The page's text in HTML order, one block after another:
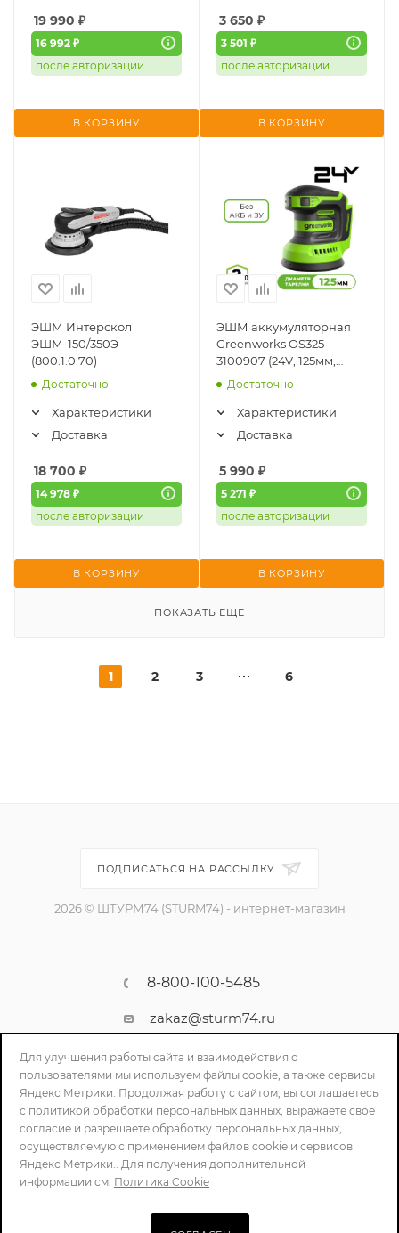
19 990 ₽
16 992 ₽
после авторизации
В КОРЗИНУ
3 650 ₽
3 501 ₽
после авторизации
В КОРЗИНУ
ЭШМ Интерскол
ЭШМ-150/350Э
(800.1.0.70)
Достаточно
Характеристики
Доставка
18 700 ₽
14 978 ₽
после авторизации
В КОРЗИНУ
ЭШМ аккумуляторная
Greenworks OS325
3100907 (24V, 125мм,
5000-11000об/мин,
2,4мм, без АКБ и ЗУ)
Достаточно
Характеристики
Доставка
5 990 ₽
5 271 ₽
после авторизации
В КОРЗИНУ
ПОКАЗАТЬ ЕЩЕ
1 2 3 6
ПОДПИСАТЬСЯ НА РАССЫЛКУ
2026 © ШТУРМ74 (STURM74) - интернет-магазин
8-800-100-5485
zakaz@sturm74.ru
г. Челябинск, ул. Стартовая 34/1
ПОЛИТИКА КОНФИДЕНЦИАЛЬНОСТИ
Для улучшения работы сайта и взаимодействия с
пользователями мы используем файлы cookie, а также сервисы
Яндекс Метрики. Продолжая работу с сайтом, вы соглашаетесь
с политикой обработки персональных данных, выражаете свое
согласие и разрешаете обработку персональных данных,
осуществляемую с применением файлов cookie и сервисов
Яндекс Метрики.. Для получения дополнительной
информации см. Политика Cookie